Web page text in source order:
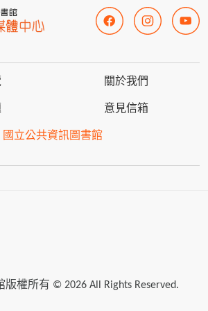
關於我們
意見信箱
國立公共資訊圖書館
權所有 © 2026 All Rights Reserved.